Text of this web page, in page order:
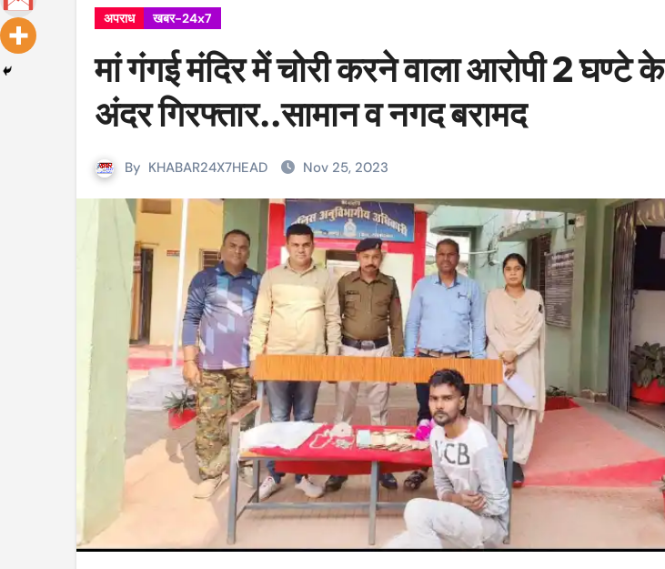
अपराध खबर-24x7
मां गंगई मंदिर में चोरी करने वाला आरोपी 2 घण्टे के
अंदर गिरफ्तार..सामान व नगद बरामद
By KHABAR24X7HEAD Nov 25, 2023